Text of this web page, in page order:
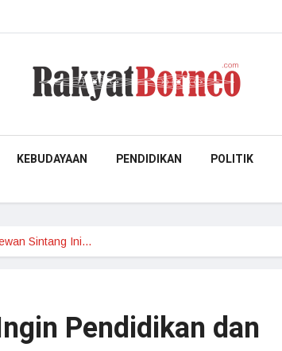
KEBUDAYAAN PENDIDIKAN POLITIK
Sintang Ini…
Pendidikan dan